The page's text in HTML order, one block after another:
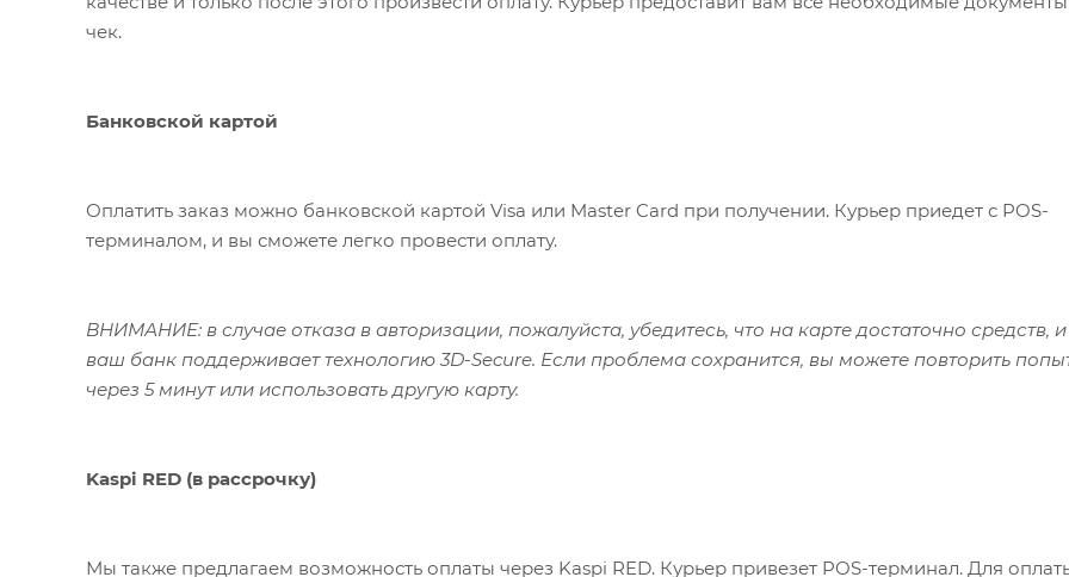
чек.
Банковской картой
Оплатить заказ можно банковской картой Visa или Master Card при получении. Курьер приедет с POS-
терминалом, и вы сможете легко провести оплату.
ВНИМАНИЕ: в случае отказа в авторизации, пожалуйста, убедитесь, что на карте достаточно средств, и
ваш банк поддерживает технологию 3D-Secure. Если проблема сохранится, вы можете повторить
через 5 минут или использовать другую карту.
Kaspi RED (в рассрочку)
Мы также предлагаем возможность оплаты через Kaspi RED. Курьер привезет POS-терминал. Для